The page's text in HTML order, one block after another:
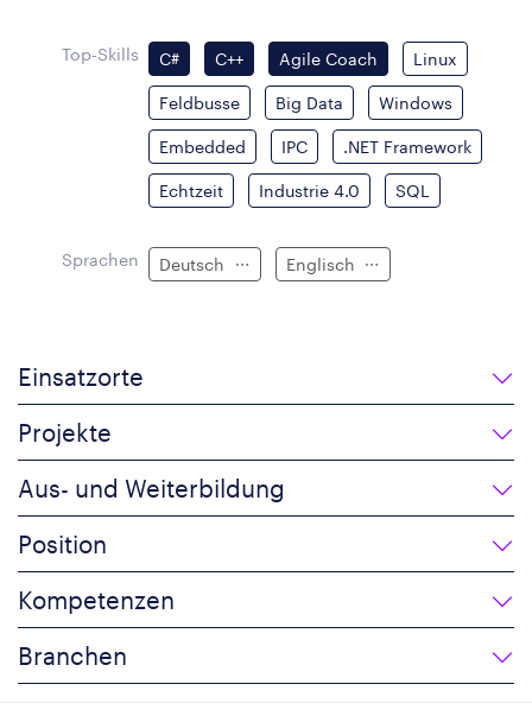
Top-Skills C# C++ Agile Coach Linux
Feldbusse Big Data Windows
Embedded IPC .NET Framework
Echtzeit Industrie 4.0 SQL
Sprachen Deutsch Englisch
Einsatzorte
Projekte
Aus- und Weiterbildung
Position
Kompetenzen
Branchen